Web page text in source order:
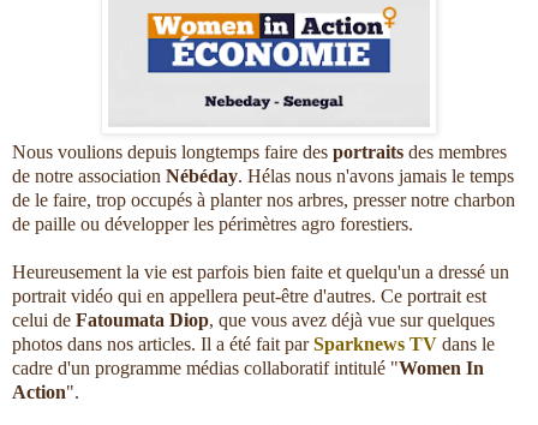
Nous voulions depuis longtemps faire des portraits des membres
de notre association Nébéday. Hélas nous n'avons jamais le temps
de le faire, trop occupés à planter nos arbres, presser notre charbon
de paille ou développer les périmètres agro forestiers.
Heureusement la vie est parfois bien faite et quelqu'un a dressé un
portrait vidéo qui en appellera peut-être d'autres. Ce portrait est
celui de Fatoumata Diop, que vous avez déjà vue sur quelques
photos dans nos articles. Il a été fait parSparknews TV dans le
cadre d'un programme médias collaboratif intitulé "Women In
Action".